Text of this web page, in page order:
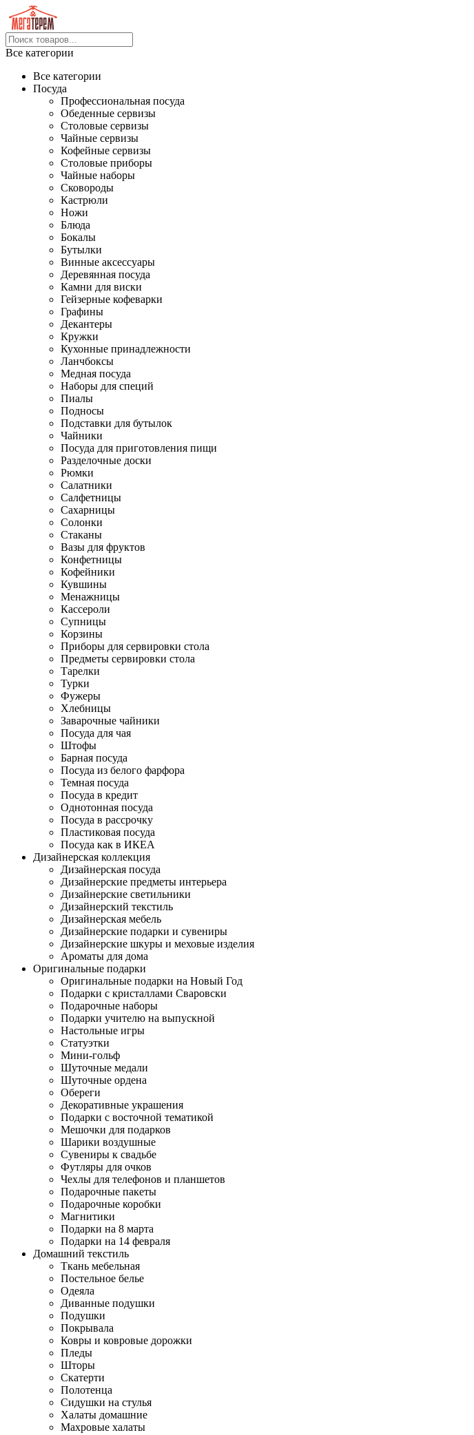
Все категории
Все категории
Посуда
Профессиональная посуда
Обеденные сервизы
Столовые сервизы
Чайные сервизы
Кофейные сервизы
Столовые приборы
Чайные наборы
Сковороды
Кастрюли
Ножи
Блюда
Бокалы
Бутылки
Винные аксессуары
Деревянная посуда
Камни для виски
Гейзерные кофеварки
Графины
Декантеры
Кружки
Кухонные принадлежности
Ланчбоксы
Медная посуда
Наборы для специй
Пиалы
Подносы
Подставки для бутылок
Чайники
Посуда для приготовления пищи
Разделочные доски
Рюмки
Салатники
Салфетницы
Сахарницы
Солонки
Стаканы
Вазы для фруктов
Конфетницы
Кофейники
Кувшины
Менажницы
Кассероли
Супницы
Корзины
Приборы для сервировки стола
Предметы сервировки стола
Тарелки
Турки
Фужеры
Хлебницы
Заварочные чайники
Посуда для чая
Штофы
Барная посуда
Посуда из белого фарфора
Темная посуда
Посуда в кредит
Однотонная посуда
Посуда в рассрочку
Пластиковая посуда
Посуда как в ИКЕА
Дизайнерская коллекция
Дизайнерская посуда
Дизайнерские предметы интерьера
Дизайнерские светильники
Дизайнерский текстиль
Дизайнерская мебель
Дизайнерские подарки и сувениры
Дизайнерские шкуры и меховые изделия
Ароматы для дома
Оригинальные подарки
Оригинальные подарки на Новый Год
Подарки с кристаллами Сваровски
Подарочные наборы
Подарки учителю на выпускной
Настольные игры
Статуэтки
Мини-гольф
Шуточные медали
Шуточные ордена
Обереги
Декоративные украшения
Подарки с восточной тематикой
Мешочки для подарков
Шарики воздушные
Сувениры к свадьбе
Футляры для очков
Чехлы для телефонов и планшетов
Подарочные пакеты
Подарочные коробки
Магнитики
Подарки на 8 марта
Подарки на 14 февраля
Домашний текстиль
Ткань мебельная
Постельное белье
Одеяла
Диванные подушки
Подушки
Покрывала
Ковры и ковровые дорожки
Пледы
Шторы
Скатерти
Полотенца
Сидушки на стулья
Халаты домашние
Махровые халаты